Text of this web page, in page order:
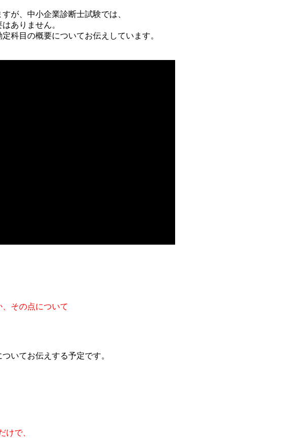
が、中小企業診断士試験では、
ありません。
科目の概要についてお伝えしています。
その点について
いてお伝えする予定です。
けで、